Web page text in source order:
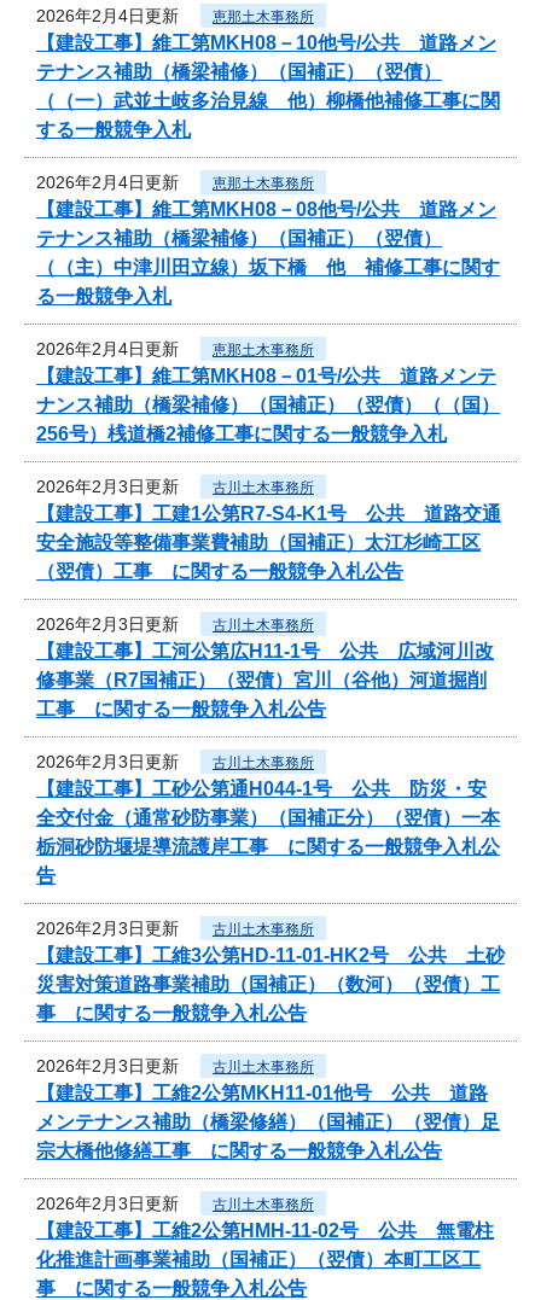
2026年2月4日更新 恵那土木事務所
【建設工事】維工第MKH08－10他号/公共 道路メン
テナンス補助（橋梁補修）（国補正）（翌債）
（（一）武並土岐多治見線 他）柳橋他補修工事に関
する一般競争入札
2026年2月4日更新 恵那土木事務所
【建設工事】維工第MKH08－08他号/公共 道路メン
テナンス補助（橋梁補修）（国補正）（翌債）
（（主）中津川田立線）坂下橋 他 補修工事に関す
る一般競争入札
2026年2月4日更新 恵那土木事務所
【建設工事】維工第MKH08－01号/公共 道路メンテ
ナンス補助（橋梁補修）（国補正）（翌債）（（国）
256号）桟道橋2補修工事に関する一般競争入札
2026年2月3日更新 古川土木事務所
【建設工事】工建1公第R7-S4-K1号 公共 道路交通
安全施設等整備事業費補助（国補正）太江杉崎工区
（翌債）工事 に関する一般競争入札公告
2026年2月3日更新 古川土木事務所
【建設工事】工河公第広H11-1号 公共 広域河川改
修事業（R7国補正）（翌債）宮川（谷他）河道掘削
工事 に関する一般競争入札公告
2026年2月3日更新 古川土木事務所
【建設工事】工砂公第通H044-1号 公共 防災・安
全交付金（通常砂防事業）（国補正分）（翌債）一本
栃洞砂防堰堤導流護岸工事 に関する一般競争入札公
告
2026年2月3日更新 古川土木事務所
【建設工事】工維3公第HD-11-01-HK2号 公共 土砂
災害対策道路事業補助（国補正）（数河）（翌債）工
事 に関する一般競争入札公告
2026年2月3日更新 古川土木事務所
【建設工事】工維2公第MKH11-01他号 公共 道路
メンテナンス補助（橋梁修繕）（国補正）（翌債）足
宗大橋他修繕工事 に関する一般競争入札公告
2026年2月3日更新 古川土木事務所
【建設工事】工維2公第HMH-11-02号 公共 無電柱
化推進計画事業補助（国補正）（翌債）本町工区工
事 に関する一般競争入札公告